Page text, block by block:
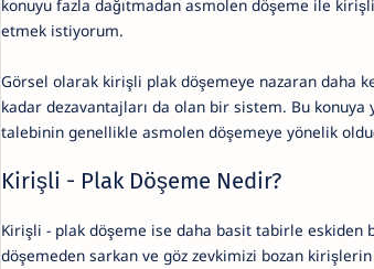
konuyu fazla dağıtmadan asmolen döşeme ile
etmek istiyorum.
Görsel olarak kirişli plak döşemeye nazaran daha
kadar dezavantajları da olan bir sistem. Bu
talebinin genellikle asmolen döşemeye yönelik
Kirişli - Plak Döşeme Nedir?
Kirişli - plak döşeme ise daha basit tabirle
döşemeden sarkan ve göz zevkimizi bozan